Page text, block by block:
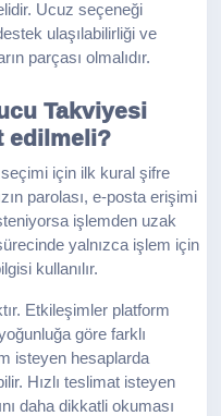
Ucuz seçeneği
ulaşılabilirliği ve
parçası olmalıdır.
Takviyesi
edilmeli?
için ilk kural şifre
parolası, e-posta erişimi
işlemden uzak
yalnızca işlem için
kullanılır.
Etkileşimler platform
göre farklı
isteyen hesaplarda
Hızlı teslimat isteyen
daha dikkatli okuması